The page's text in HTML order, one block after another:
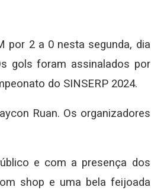
por 2 a 0 nesta segunda, dia
gols foram assinalados por
do SINSERP 2024.
Ruan. Os organizadores
e com a presença dos
shop e uma bela feijoada